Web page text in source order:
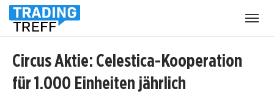
Circus Aktie: Celestica-Kooperation
für 1.000 Einheiten jährlich